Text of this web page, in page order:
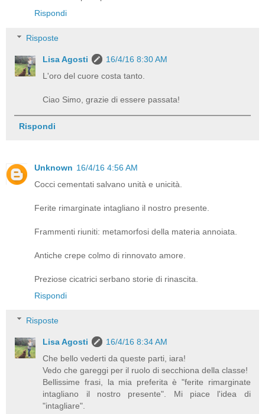
Rispondi
Risposte
Lisa Agosti
16/4/16 8:30 AM
L'oro del cuore costa tanto.
Ciao Simo, grazie di essere passata!
Rispondi
Unknown 16/4/16 4:56 AM
Cocci cementati salvano unità e unicità.
Ferite rimarginate intagliano il nostro presente.
Frammenti riuniti: metamorfosi della materia annoiata.
Antiche crepe colmo di rinnovato amore.
Preziose cicatrici serbano storie di rinascita.
Rispondi
Risposte
Lisa Agosti
16/4/16 8:34 AM
Che bello vederti da queste parti, iara!
Vedo che gareggi per il ruolo di secchiona della classe!
Bellissime frasi, la mia preferita è "ferite rimarginate
intagliano il nostro presente". Mi piace l'idea di
"intagliare".